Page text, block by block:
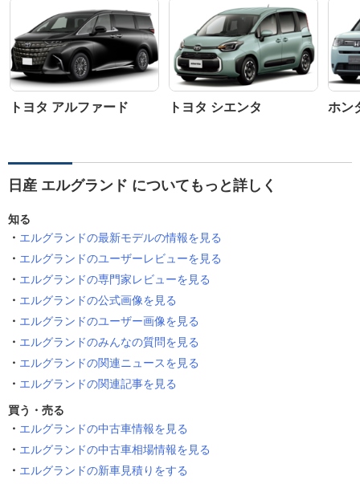
トヨタ アルファード トヨタ シエンタ ホン
日産 エルグランド についてもっと詳しく
知る
エルグランドの最新モデルの情報を見る
エルグランドのユーザーレビューを見る
エルグランドの専門家レビューを見る
エルグランドの公式画像を見る
エルグランドのユーザー画像を見る
エルグランドのみんなの質問を見る
エルグランドの関連ニュースを見る
エルグランドの関連記事を見る
買う・売る
エルグランドの中古車情報を見る
エルグランドの中古車相場情報を見る
エルグランドの新車見積りをする